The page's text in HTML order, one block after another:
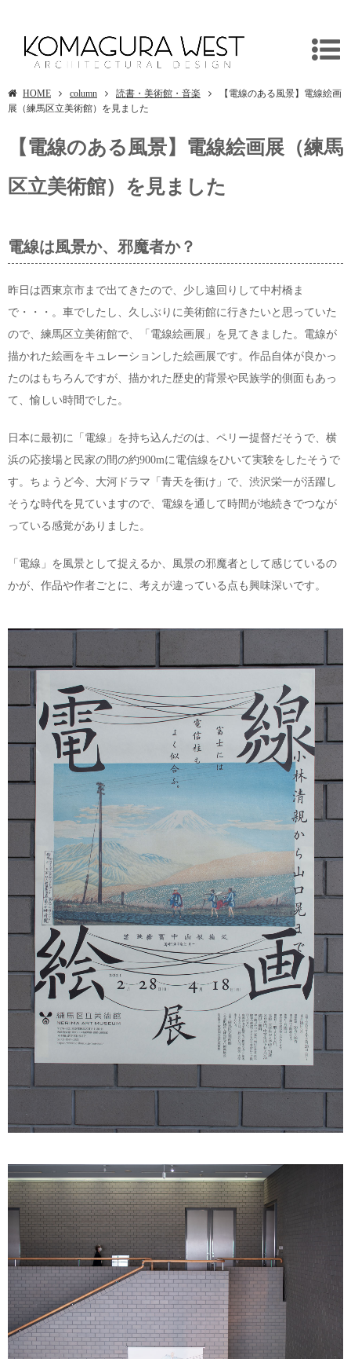
HOME column 読書・美術館・音楽
【電線のある風景】電線絵画
展（練馬区立美術館）を見ました
【電線のある風景】電線絵画展（練馬
区立美術館）を見ました
電線は風景か、邪魔者か？
昨日は西東京市まで出てきたので、少し遠回りして中村橋ま
で・・・。車でしたし、久しぶりに美術館に行きたいと思っていた
ので、練馬区立美術館で、「電線絵画展」を見てきました。電線が
描かれた絵画をキュレーションした絵画展です。作品自体が良かっ
たのはもちろんですが、描かれた歴史的背景や民族学的側面もあっ
て、愉しい時間でした。
日本に最初に「電線」を持ち込んだのは、ペリー提督だそうで、横
浜の応接場と民家の間の約900mに電信線をひいて実験をしたそうで
す。ちょうど今、大河ドラマ「青天を衝け」で、渋沢栄一が活躍し
そうな時代を見ていますので、電線を通して時間が地続きでつなが
っている感覚がありました。
「電線」を風景として捉えるか、風景の邪魔者として感じているの
かが、作品や作者ごとに、考えが違っている点も興味深いです。